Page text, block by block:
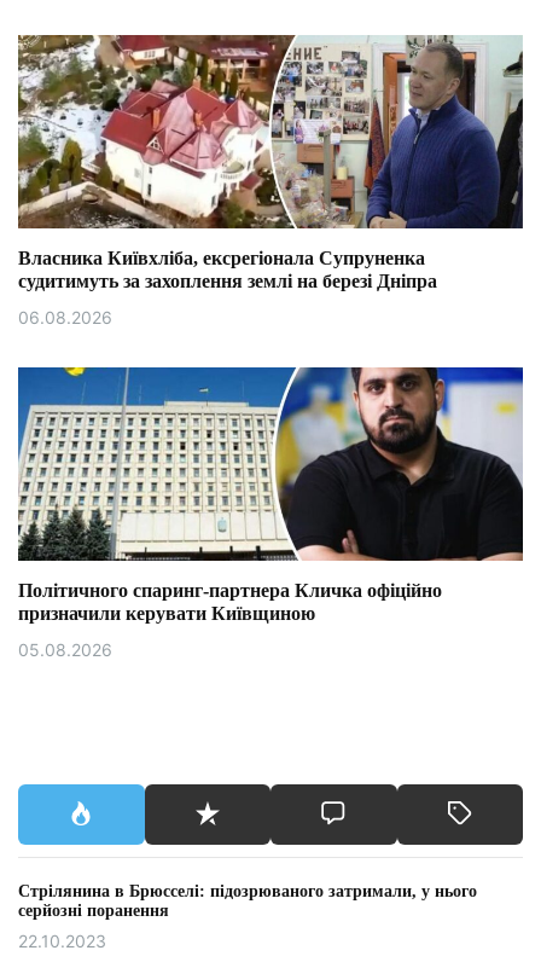
Власника Київхліба, ексрегіонала Супруненка
судитимуть за захоплення землі на березі Дніпра
06.08.2026
Політичного спаринг-партнера Кличка офіційно
призначили керувати Київщиною
05.08.2026
Стрілянина в Брюсселі: підозрюваного затримали, у нього
серйозні поранення
22.10.2023